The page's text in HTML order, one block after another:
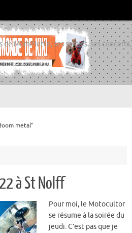
de Momiflette, ses sorties, ses concerts,
metal"
à St Nolff
Pour moi, le Motocultor
se résume à la soirée du
jeudi. C’est pas que je